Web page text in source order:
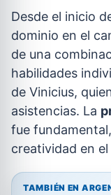
Desde el inicio
dominio en el
de una
habilidades
de Vinicius,
asistencias. La
fue
creatividad en el
TAMBIÉN EN